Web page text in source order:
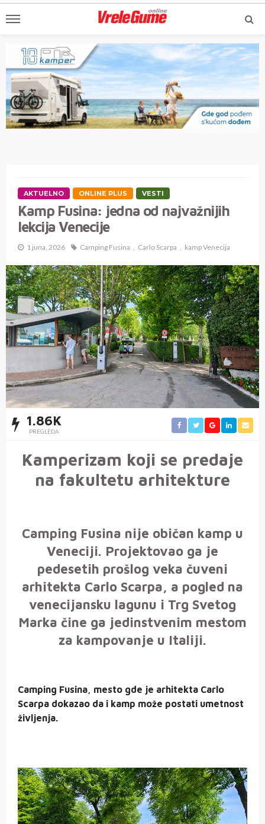
AKTUELNO ONLINE PLUS VESTI
Kamp Fusina: jedna od najvažnijih
lekcija Venecije
1 juna, 2026 Camping Fusina Carlo Scarpa kamp Venecija
1.86K
PREGLEDA
Kamperizam koji se predaje
na fakultetu arhitekture
Camping Fusina nije običan kamp u
Veneciji. Projektovao ga je
pedesetih prošlog veka čuveni
arhitekta Carlo Scarpa, a pogled na
venecijansku lagunu i Trg Svetog
Marka čine ga jedinstvenim mestom
za kampovanje u Italiji.
Camping Fusina, mesto gde je arhitekta Carlo
Scarpa dokazao da i kamp može postati umetnost
življenja.